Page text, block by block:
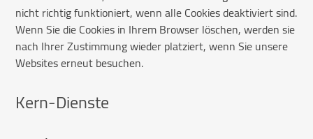
nicht richtig funktioniert, wenn alle Cookies deaktiviert sind.
Wenn Sie die Cookies in Ihrem Browser löschen, werden sie
nach Ihrer Zustimmung wieder platziert, wenn Sie unsere
Websites erneut besuchen.
Kern-Dienste